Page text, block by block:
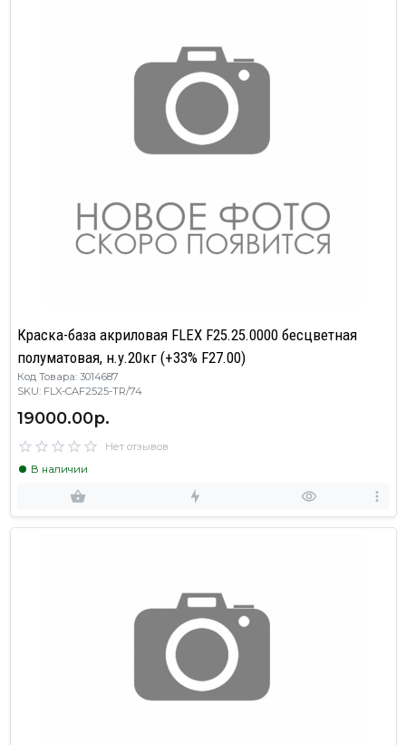
Краска-база акриловая FLEX F25.25.0000 бесцветная
полуматовая, н.у.20кг (+33% F27.00)
Код Товара: 3014687
SKU: FLX-CAF2525-TR/74
19000.00р.
Нет отзывов
В наличии